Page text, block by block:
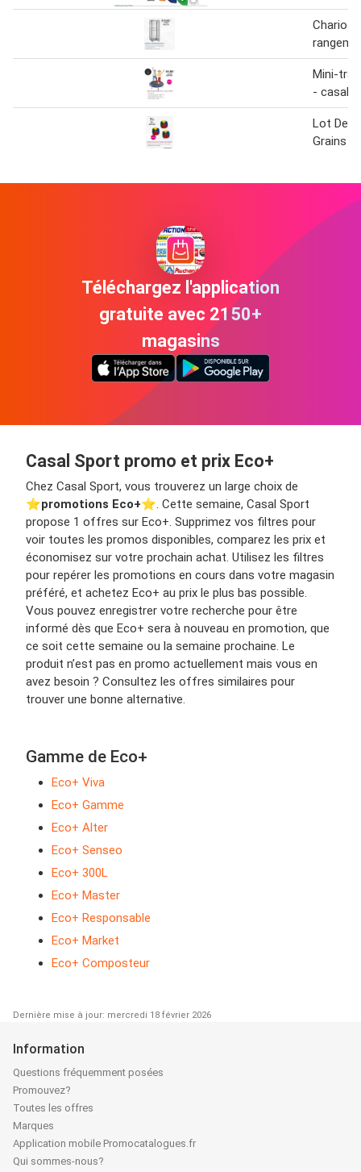
Chariot
Mini-
- casal
Lot De 3
Grains
Téléchargez l'application
gratuite avec 2150+
magasins
Casal Sport promo et prix Eco+
Chez Casal Sport, vous trouverez un large choix de
⭐️promotions Eco+⭐️. Cette semaine, Casal Sport
propose 1 offres sur Eco+. Supprimez vos filtres pour
voir toutes les promos disponibles, comparez les prix et
économisez sur votre prochain achat. Utilisez les filtres
pour repérer les promotions en cours dans votre magasin
préféré, et achetez Eco+ au prix le plus bas possible.
Vous pouvez enregistrer votre recherche pour être
informé dès que Eco+ sera à nouveau en promotion, que
ce soit cette semaine ou la semaine prochaine. Le
produit n’est pas en promo actuellement mais vous en
avez besoin ? Consultez les offres similaires pour
trouver une bonne alternative.
Gamme de Eco+
Eco+ Viva
Eco+ Gamme
Eco+ Alter
Eco+ Senseo
Eco+ 300L
Eco+ Master
Eco+ Responsable
Eco+ Market
Eco+ Composteur
Dernière mise à jour: mercredi 18 février 2026
Information
Questions fréquemment posées
Promouvez?
Toutes les offres
Marques
Application mobile Promocatalogues.fr
Qui sommes-nous?